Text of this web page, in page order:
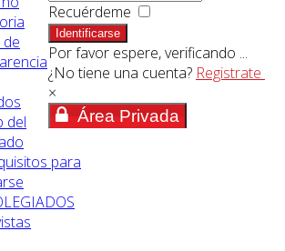
Recuérdeme
Identificarse
Por favor espere, verificando ...
¿No tiene una cuenta? Registrate
×
Área Privada
del
para